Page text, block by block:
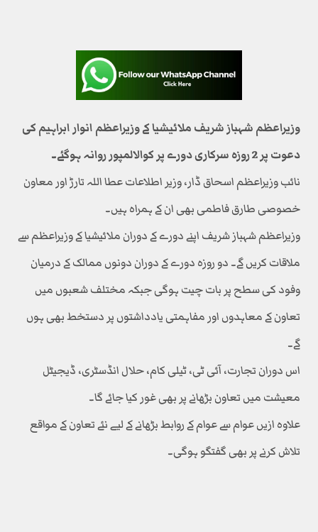
وزیراعظم شہباز شریف ملائیشیا کے وزیراعظم انوار ابراہیم کی
دعوت پر 2 روزہ سرکاری دورے پر کوالالمپور روانہ ہوگئے۔
نائب وزیراعظم اسحاق ڈار، وزیر اطلاعات عطا اللہ تارڑ اور معاون
خصوصی طارق فاطمی بھی ان کے ہمراہ ہیں۔
وزیراعظم شہباز شریف اپنے دورے کے دوران ملائیشیا کے وزیراعظم سے
ملاقات کریں گے۔ دو روزہ دورے کے دوران دونوں ممالک کے درمیان
وفود کی سطح پر بات چیت ہوگی جبکہ مختلف شعبوں میں
تعاون کے معاہدوں اور مفاہمتی یادداشتوں پر دستخط بھی ہوں
گے۔
اس دوران تجارت، آئی ٹی، ٹیلی کام، حلال انڈسٹری، ڈیجیٹل
معیشت میں تعاون بڑھانے پر بھی غور کیا جائے گا۔
علاوہ ازیں عوام سے عوام کے روابط بڑھانے کے لیے نئے تعاون کے مواقع
تلاش کرنے پر بھی گفتگو ہوگی۔